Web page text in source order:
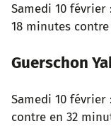
Samedi 10 février
18 minutes
Guerschon
Samedi 10 février
contre en 32